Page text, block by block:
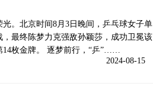
。北京时间8月3日晚间，乒乓球女子单
最终陈梦力克强敌孙颖莎，成功卫冕该
14枚金牌。 逐梦前行，“乒”……
2024-08-15